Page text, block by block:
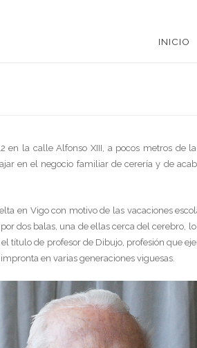
INICIO
en la calle Alfonso XIII, a pocos metros de
en el negocio familiar de cerería y de
en Vigo con motivo de las vacaciones
dos balas, una de ellas cerca del
título de profesor de Dibujo, profesión que
en varias generaciones viguesas.